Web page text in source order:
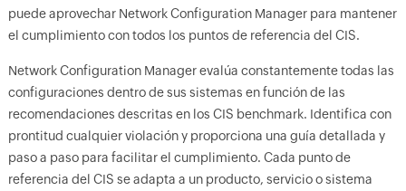
puede aprovechar Network Configuration Manager para mantener
el cumplimiento con todos los puntos de referencia del CIS.
Network Configuration Manager evalúa constantemente todas las
configuraciones dentro de sus sistemas en función de las
recomendaciones descritas en los CIS benchmark. Identifica con
prontitud cualquier violación y proporciona una guía detallada y
paso a paso para facilitar el cumplimiento. Cada punto de
referencia del CIS se adapta a un producto, servicio o sistema